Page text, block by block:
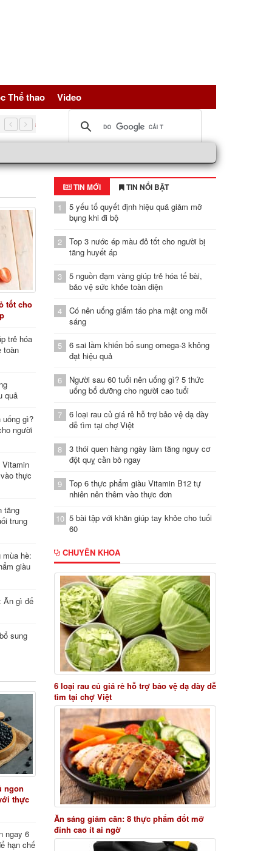
Thể thao Video
5 nguồn đạm vàng giúp trẻ hóa tế bài, bảo vệ sức khỏe toàn
tốt cho
trẻ hóa
toàn
quả
uống gì?
người
Vitamin
thực
tăng
trung
hè:
giàu
Ăn gì để
sung
ngon
thực
ngay 6
hạn chế
TIN MỚI TIN NỔI BẬT
1
5 yếu tố quyết định hiệu quả giảm mỡ
bụng khi đi bộ
2
Top 3 nước ép màu đỏ tốt cho người bị
tăng huyết áp
3
5 nguồn đạm vàng giúp trẻ hóa tế bài,
bảo vệ sức khỏe toàn diện
4
Có nên uống giấm táo pha mật ong mỗi
sáng
5
6 sai lầm khiến bổ sung omega-3 không
đạt hiệu quả
6
Người sau 60 tuổi nên uống gì? 5 thức
uống bổ dưỡng cho người cao tuổi
7
6 loại rau củ giá rẻ hỗ trợ bảo vệ dạ dày
dễ tìm tại chợ Việt
8
3 thói quen hàng ngày làm tăng nguy cơ
đột quỵ cần bỏ ngay
9
Top 6 thực phẩm giàu Vitamin B12 tự
nhiên nên thêm vào thực đơn
10 5 bài tập với khăn giúp tay khỏe cho tuổi
60
CHUYÊN KHOA
6 loại rau củ giá rẻ hỗ trợ bảo vệ dạ dày dễ
tìm tại chợ Việt
Ăn sáng giảm cân: 8 thực phẩm đốt mỡ
đỉnh cao ít ai ngờ